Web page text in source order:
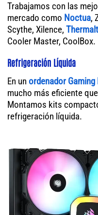
Trabajamos con las
mercado como Noctua,
Scythe, Xilence,
Cooler Master, CoolBox.
Refrigeración Líquida
En un ordenador Gaming
mucho más eficiente
Montamos kits
refrigeración líquida.